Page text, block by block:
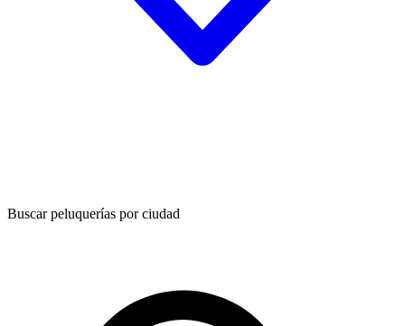
Buscar peluquerías por ciudad